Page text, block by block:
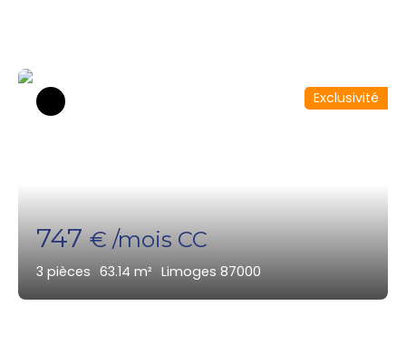
747€ /mois CC
3 pièces 63.14 m² Limoges 87000
Exclusivité